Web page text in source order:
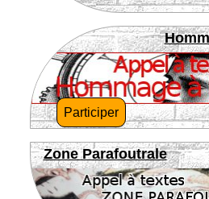
Participer
Zone Parafoutrale